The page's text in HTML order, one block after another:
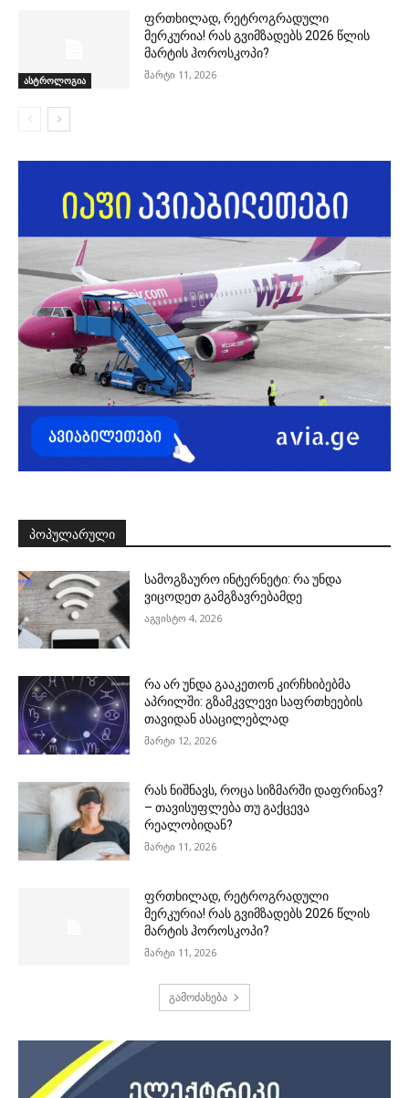
ასტროლოგია
ფრთხილად, რეტროგრადული
მერკურია! რას გვიმზადებს 2026 წლის
მარტის ჰოროსკოპი?
მარტი 11, 2026
ᲞᲝᲞᲣᲚᲐᲠᲣᲚᲘ
სამოგზაურო ინტერნეტი: რა უნდა
ვიცოდეთ გამგზავრებამდე
აგვისტო 4, 2026
რა არ უნდა გააკეთონ კირჩხიბებმა
აპრილში: გზამკვლევი საფრთხეების
თავიდან ასაცილებლად
მარტი 12, 2026
რას ნიშნავს, როცა სიზმარში დაფრინავ?
– თავისუფლება თუ გაქცევა
რეალობიდან?
მარტი 11, 2026
ფრთხილად, რეტროგრადული
მერკურია! რას გვიმზადებს 2026 წლის
მარტის ჰოროსკოპი?
მარტი 11, 2026
გამოძახება